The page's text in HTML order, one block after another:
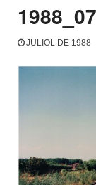
JULIOL DE 1988